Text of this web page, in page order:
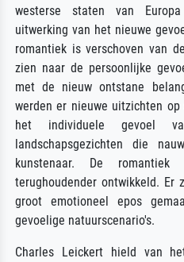
westerse staten van
uitwerking van het nieuwe
romantiek is verschoven van
zien naar de persoonlijke
met de nieuw ontstane
werden er nieuwe uitzichten
het individuele gevoel
landschapsgezichten die
kunstenaar. De
terughoudender ontwikkeld.
groot emotioneel epos
gevoelige natuurscenario's.
Charles Leickert hield van